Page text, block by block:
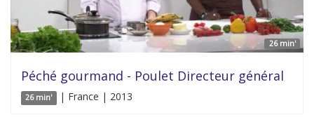
26 min'
Péché gourmand - Poulet Directeur général
26 min' | France | 2013